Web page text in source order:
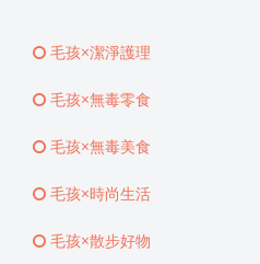
毛孩×潔淨護理
毛孩×無毒零食
毛孩×無毒美食
毛孩×時尚生活
毛孩×散步好物